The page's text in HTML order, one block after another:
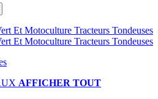
Et Motoculture Tracteurs Tondeuses
Et Motoculture Tracteurs Tondeuses
AFFICHER TOUT